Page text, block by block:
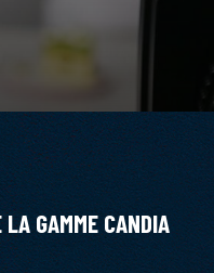
GAMME CANDIA